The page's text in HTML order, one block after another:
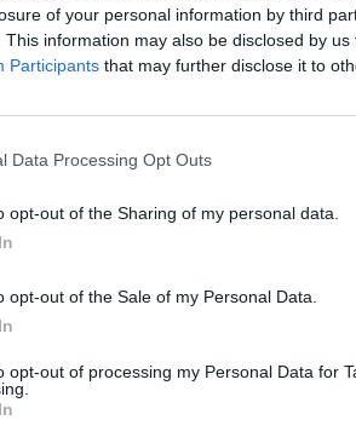
of your personal information by third
This information may also be disclosed by
Participants that may further disclose it to
Data Processing Opt Outs
opt-out of the Sharing of my personal data.
opt-out of the Sale of my Personal Data.
opt-out of processing my Personal Data for
- S.R.L. 5-10
SRL
non
CARNI SRL